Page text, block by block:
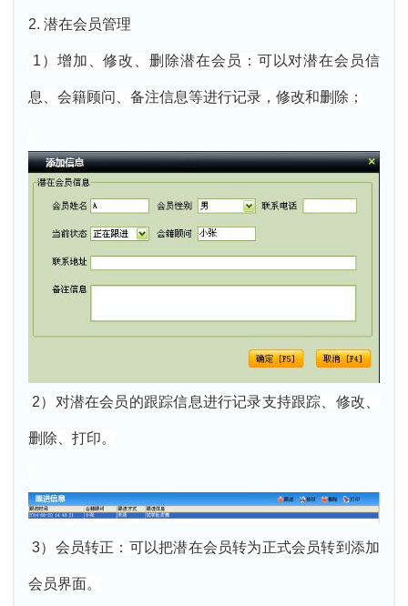
2. 潜在会员管理
1）增加、修改、删除潜在会员：可以对潜在会员信
息、会籍顾问、备注信息等进行记录，修改和删除；
2）对潜在会员的跟踪信息进行记录支持跟踪、修改、
删除、打印。
3）会员转正：可以把潜在会员转为正式会员转到添加
会员界面。